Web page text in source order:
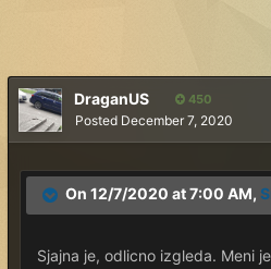
DraganUS 450
Posted December 7, 2020
On 12/7/2020 at 7:00 AM,
Sjajna je, odlicno izgleda. Meni